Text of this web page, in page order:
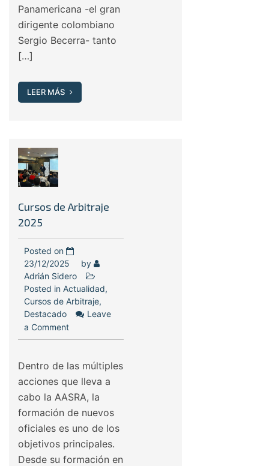
Panamericana -el gran
dirigente colombiano
Sergio Becerra- tanto
[…]
LEER MÁS
Cursos de Arbitraje
2025
Posted on
23/12/2025
by
Adrián Sidero
Posted in Actualidad,
Cursos de Arbitraje,
Destacado
Leave
a Comment
Dentro de las múltiples
acciones que lleva a
cabo la AASRA, la
formación de nuevos
oficiales es uno de los
objetivos principales.
Desde su formación en